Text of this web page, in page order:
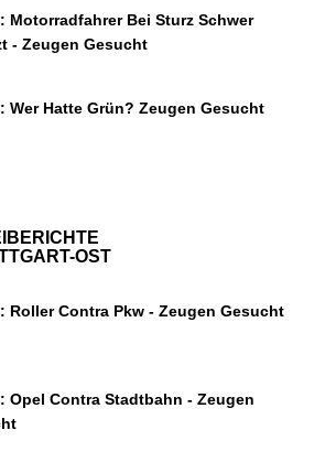
Motorradfahrer Bei Sturz Schwer
- Zeugen Gesucht
Wer Hatte Grün? Zeugen Gesucht
OST
Roller Contra Pkw - Zeugen Gesucht
Opel Contra Stadtbahn - Zeugen